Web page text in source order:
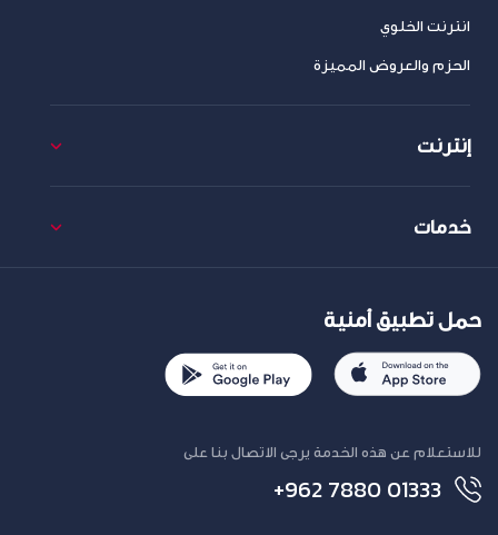
انترنت الخلوي
الحزم والعروض المميزة
إنترنت
خدمات
حمل تطبيق أمنية
للاستعلام عن هذه الخدمة يرجى الاتصال بنا على
+962 7880 01333